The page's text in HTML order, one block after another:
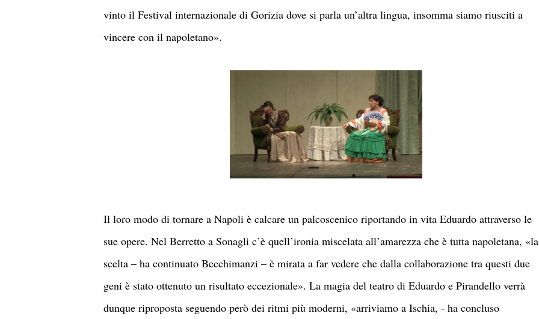
vinto il Festival internazionale di Gorizia dove si parla un’altra lingua, insomma siamo riusciti a
vincere con il napoletano».
Il loro modo di tornare a Napoli è calcare un palcoscenico riportando in vita Eduardo attraverso le
sue opere. Nel Berretto a Sonagli c’è quell’ironia miscelata all’amarezza che è tutta napoletana, «la
scelta – ha continuato Becchimanzi – è mirata a far vedere che dalla collaborazione tra questi due
geni è stato ottenuto un risultato eccezionale». La magia del teatro di Eduardo e Pirandello verrà
dunque riproposta seguendo però dei ritmi più moderni, «arriviamo a Ischia, - ha concluso